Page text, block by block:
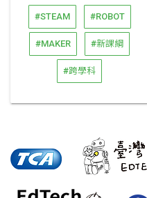
#STEAM #ROBOT
#MAKER #新課綱
#跨學科